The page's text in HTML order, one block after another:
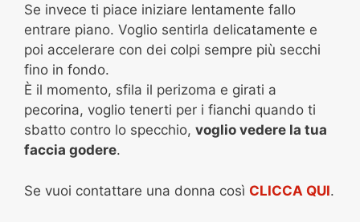
Se invece ti piace iniziare lentamente fallo
entrare piano. Voglio sentirla delicatamente e
poi accelerare con dei colpi sempre più secchi
fino in fondo.
È il momento, sfila il perizoma e girati a
pecorina, voglio tenerti per i fianchi quando ti
sbatto contro lo specchio, voglio vedere la tua
faccia godere.
Se vuoi contattare una donna così CLICCA QUI.